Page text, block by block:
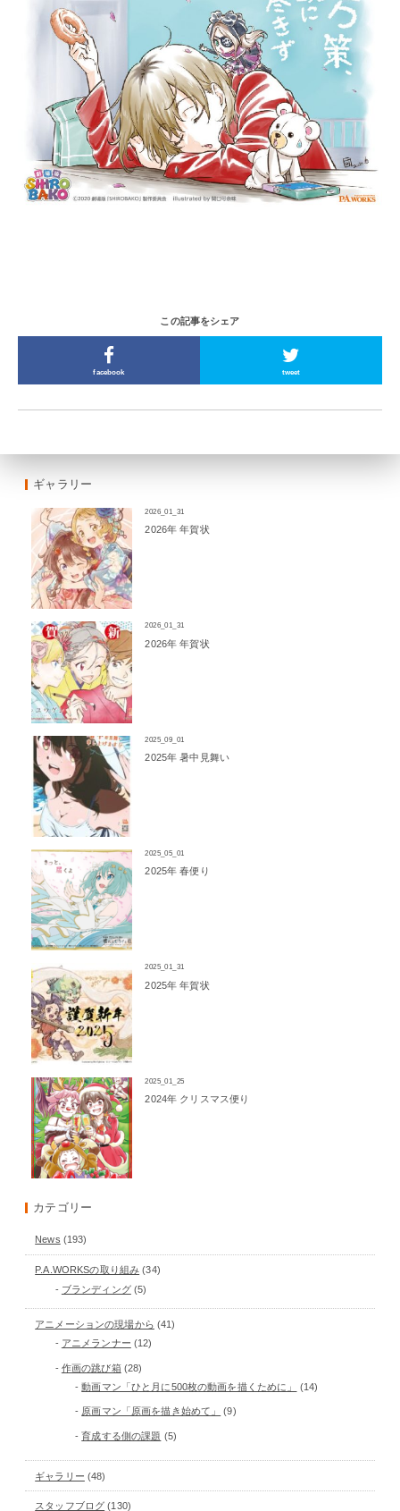
この記事をシェア
facebook tweet
ギャラリー
2026_01_31
2026年 年賀状
2026_01_31
2026年 年賀状
2025_09_01
2025年 暑中見舞い
2025_05_01
2025年 春便り
2025_01_31
2025年 年賀状
2025_01_25
2024年 クリスマス便り
カテゴリー
News (193)
P.A.WORKSの取り組み (34)
ブランディング(5)
アニメーションの現場から (41)
アニメランナー (12)
作画の跳び箱(28)
動画マン「ひと月に500枚の動画を描くために」
(14)
原画マン「原画を描き始めて」 (9)
育成する側の課題 (5)
ギャラリー (48)
スタッフブログ (130)